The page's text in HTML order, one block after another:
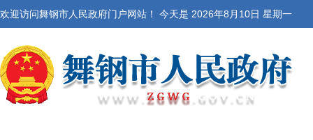
欢迎访问舞钢市人民政府门户网站！ 今天是 2026年8月10日 星期一